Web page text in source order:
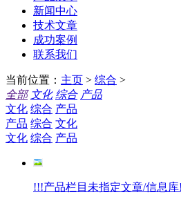
新闻中心
技术文章
成功案例
联系我们
当前位置： 主页 > 综合 >
全部 文化 综合 产品
文化 综合 产品
产品 综合 文化
文化 综合 产品
!!!产品栏目未指定文章/信息